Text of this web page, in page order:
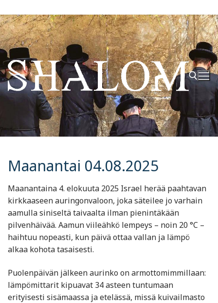
Hyppää
sisältöön
Hae:
Maanantai 04.08.2025
Maanantaina 4. elokuuta 2025 Israel herää paahtavan
kirkkaaseen auringonvaloon, joka säteilee jo varhain
aamulla siniseltä taivaalta ilman pienintäkään
pilvenhäivää. Aamun viileähkö lempeys – noin 20 °C –
haihtuu nopeasti, kun päivä ottaa vallan ja lämpö
alkaa kohota tasaisesti.
Puolenpäivän jälkeen aurinko on armottomimmillaan:
lämpömittarit kipuavat 34 asteen tuntumaan
erityisesti sisämaassa ja etelässä, missä kuivailmasto